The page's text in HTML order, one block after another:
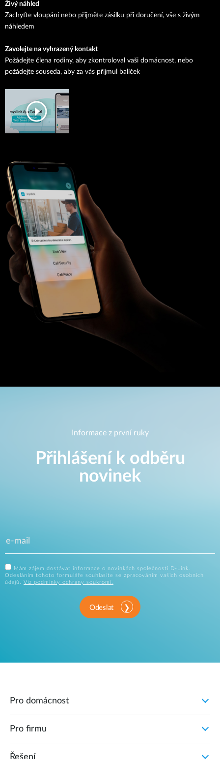
Živý náhled
Zachyťte vloupání nebo přijměte zásilku při doručení, vše s živým
náhledem
Zavolejte na vyhrazený kontakt
Požádejte člena rodiny, aby zkontroloval vaši domácnost, nebo
požádejte souseda, aby za vás přijmul balíček
Informace z první ruky
Přihlášení k odběru
novinek
Mám zájem dostávat informace o novinkách společnosti D-Link.
Odesláním tohoto formuláře souhlasíte se zpracováním vašich osobních
údajů. Viz podmínky ochrany soukromí.
Odeslat
Pro domácnost
Pro firmu
Řešení